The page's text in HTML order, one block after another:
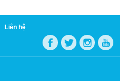
Liên hệ